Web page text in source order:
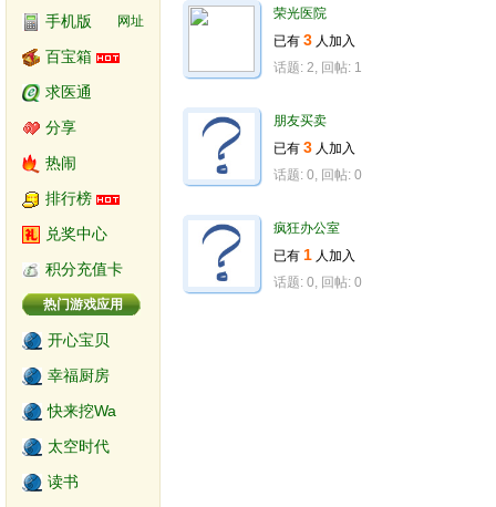
手机版 网址
百宝箱
求医通
分享
热闹
排行榜
兑奖中心
积分充值卡
热门游戏应用
开心宝贝
幸福厨房
快来挖Wa
太空时代
读书
荣光医院
已有 3 人加入
话题: 2, 回帖: 1
朋友买卖
已有 3 人加入
话题: 0, 回帖: 0
疯狂办公室
已有 1 人加入
话题: 0, 回帖: 0